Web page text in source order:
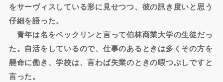
をサーヴィスしている形に見せつつ、彼の訊き度いと思う
仔細を語った。
青年は名をベックリンと言って伯林商業大学の生徒だっ
た。自活をしているので、仕事のあるときは多くその方を
懸命に働き、学校は、言わば失業のときの暇つぶしですと
言った。